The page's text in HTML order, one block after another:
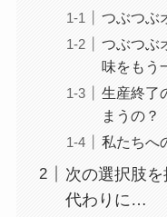
つぶつぶ
つぶつぶ
味をもう
生産終了
まうの？
私たちへ
次の選択肢
代わりに…